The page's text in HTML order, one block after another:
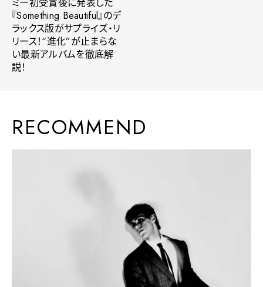
『Something Beautiful』のデ
ラックス版がサプライズ・リ
リース！“進化”が止まらな
い最新アルバムを徹底解
説！
RECOMMEND